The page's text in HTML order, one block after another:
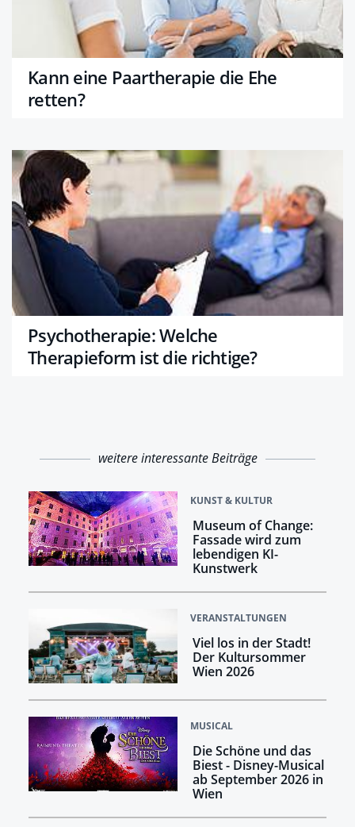
Kann eine Paartherapie die Ehe
retten?
Psychotherapie: Welche
Therapieform ist die richtige?
weitere interessante Beiträge
KUNST & KULTUR
Museum of Change:
Fassade wird zum
lebendigen KI-
Kunstwerk
VERANSTALTUNGEN
Viel los in der Stadt!
Der Kultursommer
Wien 2026
MUSICAL
Die Schöne und das
Biest - Disney-Musical
ab September 2026 in
Wien